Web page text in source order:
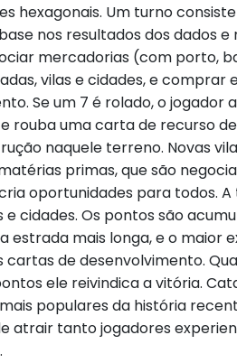
hexagonais. Um turno
nos resultados dos dados
mercadorias (com porto,
vilas e cidades, e comprar
Se um 7 é rolado, o jogador
rouba uma carta de recurso
naquele terreno. Novas
primas, que são
oportunidades para todos.
e cidades. Os pontos são
estrada mais longa, e o maior
de desenvolvimento.
ele reivindica a vitória.
populares da história
atrair tanto jogadores